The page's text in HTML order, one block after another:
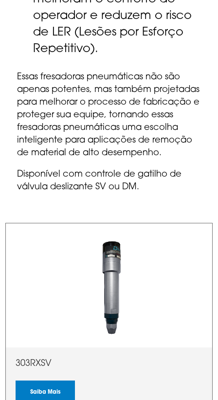
operador e reduzem o risco
de LER (Lesões por Esforço
Repetitivo).
Essas fresadoras pneumáticas não são
apenas potentes, mas também projetadas
para melhorar o processo de fabricação e
proteger sua equipe, tornando essas
fresadoras pneumáticas uma escolha
inteligente para aplicações de remoção
de material de alto desempenho.
Disponível com controle de gatilho de
válvula deslizante SV ou DM.
303RXSV
Saiba Mais